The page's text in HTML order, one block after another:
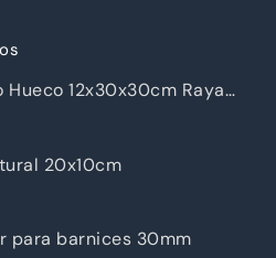
Hueco 12x30x30cm Raya
20x10cm
para barnices 30mm